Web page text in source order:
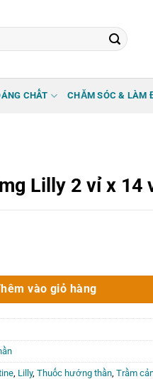
CHẤT CHĂM SÓC & LÀM
Lilly 2 vỉ x 14
14 viên số lượng
vào giỏ hàng
, Lilly, Thuốc hướng thần, Trầm